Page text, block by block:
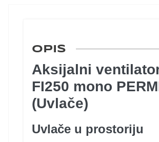
OPIS
Aksijalni
FI250 mono
(Uvlače)
Uvlače u prostoriju